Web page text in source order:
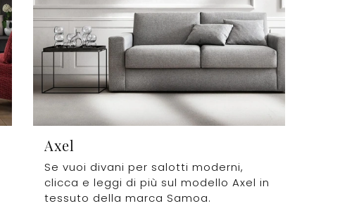
Axel
Se vuoi divani per salotti moderni,
clicca e leggi di più sul modello Axel in
tessuto della marca Samoa.